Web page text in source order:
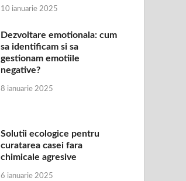
10 ianuarie 2025
Dezvoltare emotionala: cum
sa identificam si sa
gestionam emotiile
negative?
8 ianuarie 2025
Solutii ecologice pentru
curatarea casei fara
chimicale agresive
6 ianuarie 2025